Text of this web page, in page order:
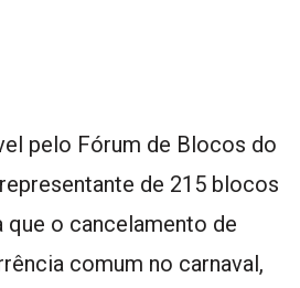
pelo Fórum de Blocos do
de 215 blocos
que o cancelamento de
comum no carnaval,